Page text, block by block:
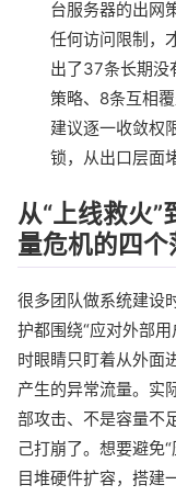
台服务器的出网
任何访问限制，
出了37条长期没
策略、8条互相
建议逐一收敛权
锁，从出口层面
从“上线救火”
量危机的四个
很多团队做系统建设
护都围绕“应对外部
时眼睛只盯着从外面
产生的异常流量。实
部攻击、不是容量不
己打崩了。想要避免
目堆硬件扩容，搭建